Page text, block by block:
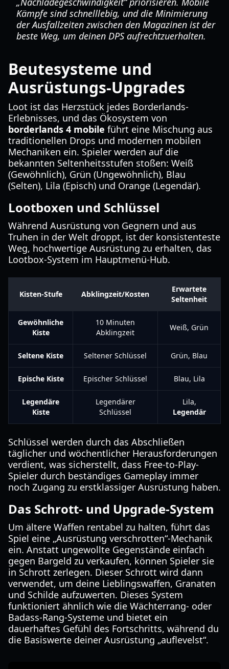
Kämpfe sind schnelllebig, und die Minimierung
der Ausfallzeiten zwischen den Magazinen ist der
beste Weg, um deinen DPS aufrechtzuerhalten.
Beutesysteme und
Ausrüstungs-Upgrades
Loot ist das Herzstück jedes Borderlands-
Erlebnisses, und das Ökosystem von
borderlands 4 mobile führt eine Mischung aus
traditionellen Drops und modernen mobilen
Mechaniken ein. Spieler werden auf die
bekannten Seltenheitsstufen stoßen: Weiß
(Gewöhnlich), Grün (Ungewöhnlich), Blau
(Selten), Lila (Episch) und Orange (Legendär).
Lootboxen und Schlüssel
Während Ausrüstung von Gegnern und aus
Truhen in der Welt droppt, ist der konsistenteste
Weg, hochwertige Ausrüstung zu erhalten, das
Lootbox-System im Hauptmenü-Hub.
Kisten-Stufe Abklingzeit/Kosten
Erwartete
Seltenheit
Gewöhnliche
Kiste
10 Minuten
Abklingzeit
Weiß, Grün
Seltene Kiste Seltener Schlüssel Grün, Blau
Epische Kiste Epischer Schlüssel Blau, Lila
Legendäre
Kiste
Legendärer
Schlüssel
Lila,
Legendär
Schlüssel werden durch das Abschließen
täglicher und wöchentlicher Herausforderungen
verdient, was sicherstellt, dass Free-to-Play-
Spieler durch beständiges Gameplay immer
noch Zugang zu erstklassiger Ausrüstung haben.
Das Schrott- und Upgrade-System
Um ältere Waffen rentabel zu halten, führt das
Spiel eine „Ausrüstung verschrotten“-Mechanik
ein. Anstatt ungewollte Gegenstände einfach
gegen Bargeld zu verkaufen, können Spieler sie
in Schrott zerlegen. Dieser Schrott wird dann
verwendet, um deine Lieblingswaffen, Granaten
und Schilde aufzuwerten. Dieses System
funktioniert ähnlich wie die Wächterrang- oder
Badass-Rang-Systeme und bietet ein
dauerhaftes Gefühl des Fortschritts, während du
die Basiswerte deiner Ausrüstung „auflevelst“.